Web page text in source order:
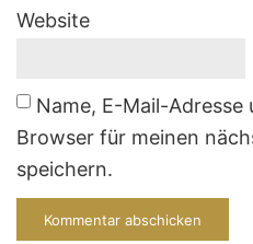
Website
Name, E-Mail-Adresse
Browser für meinen
speichern.